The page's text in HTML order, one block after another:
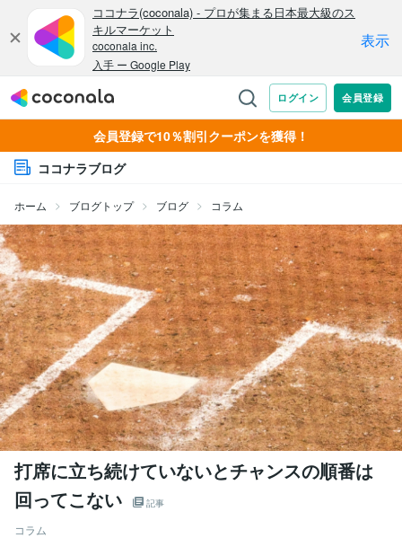
会員登録で10％割引クーポンを獲得！
ココナラブログ
ホーム ブログトップ ブログ コラム
打席に立ち続けていないとチャンスの順番は
回ってこない
記事
コラム